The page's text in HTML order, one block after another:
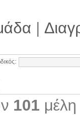
|
101